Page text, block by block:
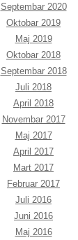
Septembar 2020
Oktobar 2019
Maj 2019
Oktobar 2018
Septembar 2018
Juli 2018
April 2018
Novembar 2017
Maj 2017
April 2017
Mart 2017
Februar 2017
Juli 2016
Juni 2016
Maj 2016